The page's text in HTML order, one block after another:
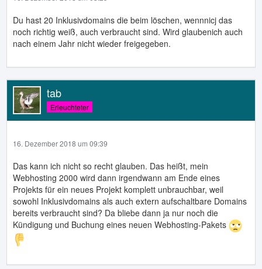
Du hast 20 Inklusivdomains die beim löschen, wennnicj das
noch richtig weiß, auch verbraucht sind. Wird glaubenich auch
nach einem Jahr nicht wieder freigegeben.
tab
Erleuchteter
16. Dezember 2018 um 09:39
Das kann ich nicht so recht glauben. Das heißt, mein
Webhosting 2000 wird dann irgendwann am Ende eines
Projekts für ein neues Projekt komplett unbrauchbar, weil
sowohl Inklusivdomains als auch extern aufschaltbare Domains
bereits verbraucht sind? Da bliebe dann ja nur noch die
Kündigung und Buchung eines neuen Webhosting-Pakets